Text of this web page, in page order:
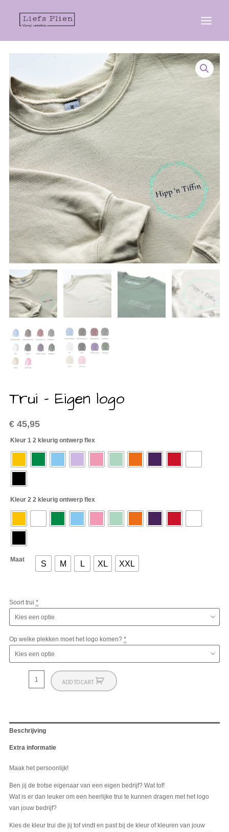
Trui – Eigen logo
€ 45,95
Kleur 1 2 kleurig ontwerp flex
Kleur 2 2 kleurig ontwerp flex
Maat S M L XL XXL
Soort trui *
Op welke plekken moet het logo komen? *
ADD TO CART
Beschrijving
Extra informatie
Maak het persoonlijk!
Ben jij de trotse eigenaar van een eigen bedrijf? Wat tof!
Wat is er dan leuker om een heerlijke trui te kunnen dragen met het logo
van jouw bedrijf?
Kies de kleur trui die jij tof vindt en past bij de kleur of kleuren van jouw